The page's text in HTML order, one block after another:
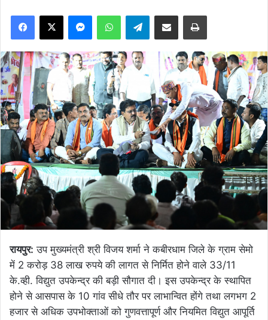
Facebook
X MessengerWhatsAppTelegramShare via Email Print
रायपुर: उप मुख्यमंत्री श्री विजय शर्मा ने कबीरधाम जिले के ग्राम सेमो
में 2 करोड़ 38 लाख रुपये की लागत से निर्मित होने वाले 33/11
के.व्ही. विद्युत उपकेन्द्र की बड़ी सौगात दी। इस उपकेन्द्र के स्थापित
होने से आसपास के 10 गांव सीधे तौर पर लाभान्वित होंगे तथा लगभग 2
हजार से अधिक उपभोक्ताओं को गुणवत्तापूर्ण और नियमित विद्युत आपूर्ति